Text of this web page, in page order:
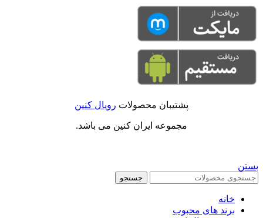
پشتیبان محصولات رویال کنین
مجموعه ایران کنین می باشد.
بستن
جستجو
خانه
برند های محبوب